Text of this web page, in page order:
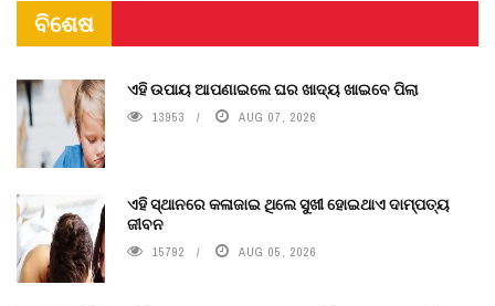
ବିଶେଷ
ଏହି ଉପାୟ ଆପଣାଇଲେ ଘର ଖାଦ୍ୟ ଖାଇବେ ପିଲା
13953 AUG 07, 2026
ଏହି ସ୍ଥାନରେ କଳାଜାଇ ଥିଲେ ସୁଖୀ ହୋଇଥାଏ ଦାମ୍ପତ୍ୟ
ଜୀବନ
15792 AUG 05, 2026